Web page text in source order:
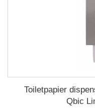
Toiletpapier
Qbic